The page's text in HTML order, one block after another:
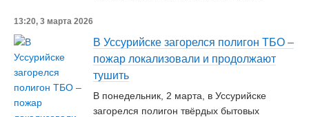
13:20, 3 марта 2026
В Уссурийске загорелся полигон ТБО –
пожар локализовали и продолжают
тушить
В понедельник, 2 марта, в Уссурийске
загорелся полигон твёрдых бытовых